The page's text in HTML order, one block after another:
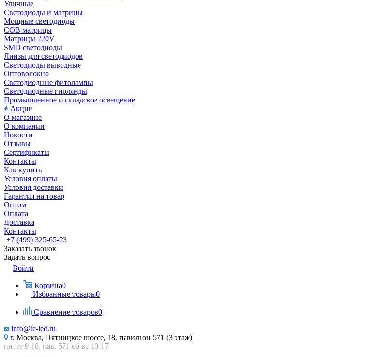
Уличные
Светодиоды и матрицы
Мощные светодиоды
COB матрицы
Матрицы 220V
SMD светодиоды
Линзы для светодиодов
Светодиоды выводные
Оптоволокно
Светодиодные фитолампы
Светодиодные гирлянды
Промышленное и складское освещение
Акции
О магазине
О компании
Новости
Отзывы
Сертификаты
Контакты
Как купить
Условия оплаты
Условия доставки
Гарантия на товар
Оптом
Оплата
Доставка
Контакты
+7 (499) 325-65-23
Заказать звонок
Задать вопрос
Войти
Корзина0
Избранные товары0
Сравнение товаров0
info@ic-led.ru
г. Москва, Пятницкое шоссе, 18, павильон 571 (3 этаж)
пн-пт 9-18, пав. 571 сб-вс 10-17